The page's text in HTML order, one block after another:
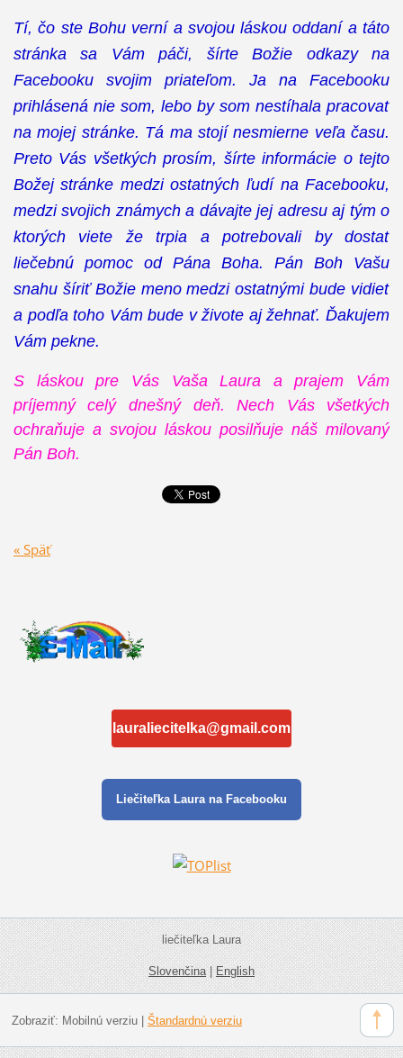
Tí, čo ste Bohu verní a svojou láskou oddaní a táto
stránka sa Vám páči, šírte Božie odkazy na
Facebooku svojim priateľom. Ja na Facebooku
prihlásená nie som, lebo by som nestíhala pracovať
na mojej stránke. Tá ma stojí nesmierne veľa času.
Preto Vás všetkých prosím, šírte informácie o tejto
Božej stránke medzi ostatných ľudí na Facebooku,
medzi svojich známych a dávajte jej adresu aj tým o
ktorých viete že trpia a potrebovali by dostať
liečebnú pomoc od Pána Boha. Pán Boh Vašu
snahu šíriť Božie meno medzi ostatnými bude vidieť
a podľa toho Vám bude v živote aj žehnať. Ďakujem
Vám pekne.
S láskou pre Vás Vaša Laura a prajem Vám
príjemný celý dnešný deň. Nech Vás všetkých
ochraňuje a svojou láskou posilňuje náš milovaný
Pán Boh.
« Späť
lauraliecitelka@gmail.com
Liečiteľka Laura na Facebooku
liečiteľka Laura
Slovenčina|English
Zobraziť: Mobilnú verziu| Štandardnú verziu